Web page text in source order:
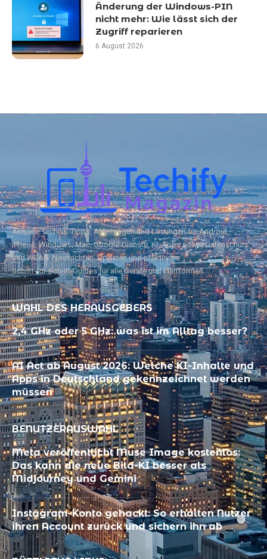
Änderung der Windows-PIN
nicht mehr: Wie lässt sich der
Zugriff reparieren
6 August 2026
Aktuelle Technik‑Tipps, Anleitungen und Lösungen für Android,
iPhone, Windows, Mac, Google‑Dienste, KI, Apps sowie Datenschutz
und WLAN. Nachrichten, Updates und praktische
Schritt‑für‑Schritt‑Guides für alle Geräte und Plattformen.
WAHL DES HERAUSGEBERS
2,4 GHz oder 5 GHz: was ist im Alltag besser?
AI Act ab August 2026: Welche KI-Inhalte und
Apps in Deutschland gekennzeichnet werden
müssen
BENUTZERAUSWAHL
Meta veröffentlicht Muse Image kostenlos:
Das kann die neue Bild-KI besser als
Midjourney und Gemini
Instagram-Konto gehackt: So erhalten Nutzer
ihren Account zurück und sichern ihn ab